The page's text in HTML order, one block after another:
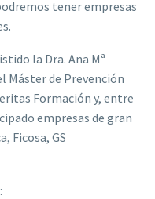
tener empresas
la Dra. Ana Mª
Máster de Prevención
Formación y, entre
empresas de gran
Ficosa, GS